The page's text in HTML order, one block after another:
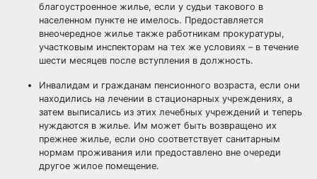
благоустроенное жилье, если у судьи такового в
населенном пункте не имелось. Предоставляется
внеочередное жилье также работникам прокуратуры,
участковым инспекторам на тех же условиях – в течение
шести месяцев после вступления в должность.
Инвалидам и гражданам пенсионного возраста, если они
находились на лечении в стационарных учреждениях, а
затем выписались из этих лечебных учреждений и теперь
нуждаются в жилье. Им может быть возвращено их
прежнее жилье, если оно соответствует санитарным
нормам проживания или предоставлено вне очереди
другое жилое помещение.